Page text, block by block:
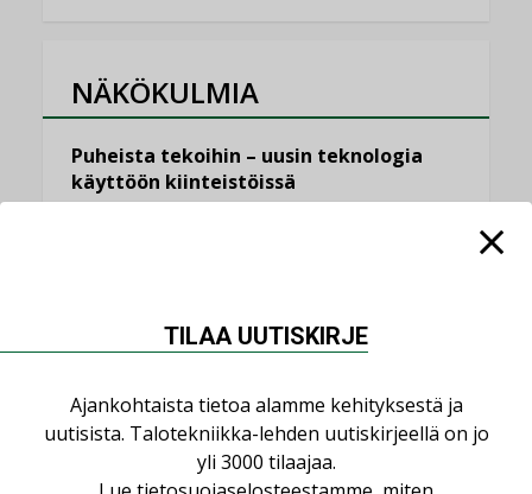
NÄKÖKULMIA
Puheista tekoihin – uusin teknologia
käyttöön kiinteistöissä
Yli miljoona kotia on vailla toimivaa
KOLUMNI
Miten varmistetaan EPD-dokumenteista
saatavien tietojen vertailukelpoisuus?
TILAA UUTISKIRJE
Ajankohtaista tietoa alamme kehityksestä ja
uutisista. Talotekniikka-lehden uutiskirjeellä on jo
yli 3000 tilaajaa.